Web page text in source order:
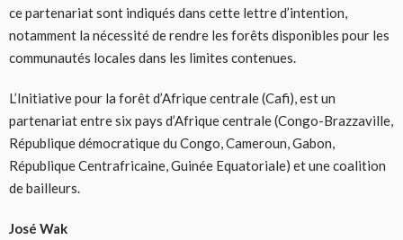
ce partenariat sont indiqués dans cette lettre d’intention,
notamment la nécessité de rendre les forêts disponibles pour les
communautés locales dans les limites contenues.
L’Initiative pour la forêt d’Afrique centrale (Cafi), est un
partenariat entre six pays d’Afrique centrale (Congo-Brazzaville,
République démocratique du Congo, Cameroun, Gabon,
République Centrafricaine, Guinée Equatoriale) et une coalition
de bailleurs.
José Wak